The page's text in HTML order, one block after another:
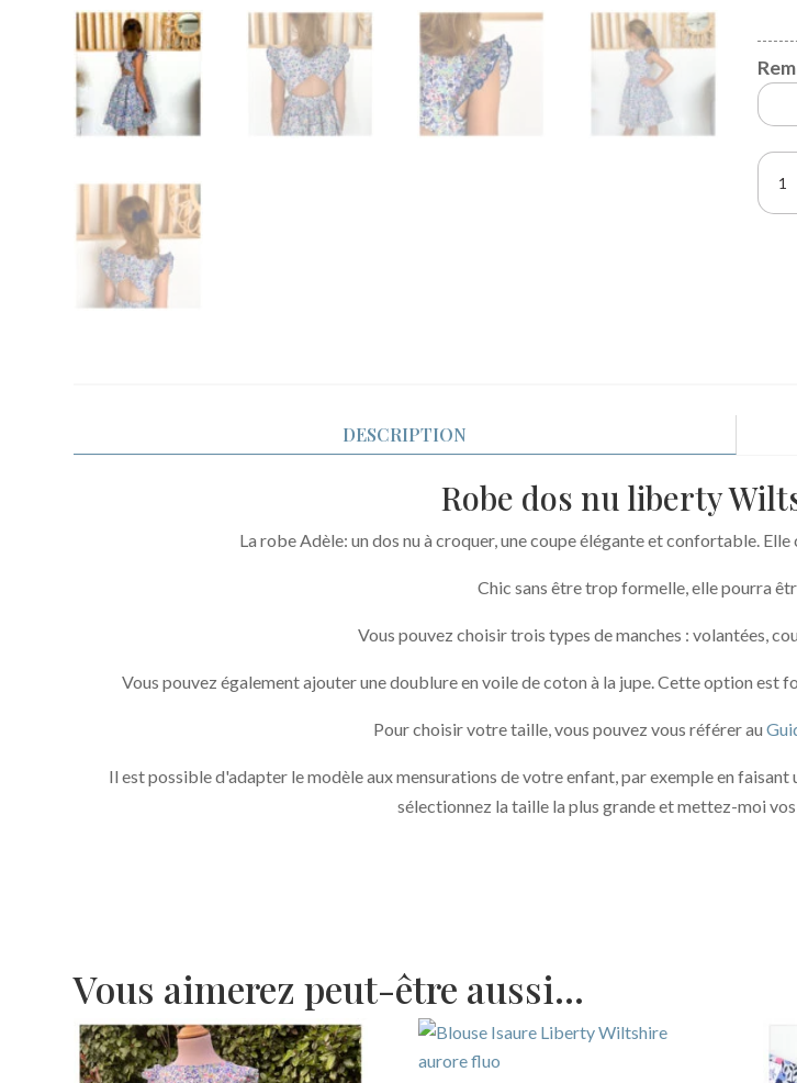
DESCRIPTION
Robe dos nu liberty
La robe Adèle: un dos nu à croquer, une coupe élégante et confortable.
Chic sans être trop formelle, elle pourra
Vous pouvez choisir trois types de manches : volantées,
Vous pouvez également ajouter une doublure en voile de coton à la jupe. Cette option
Pour choisir votre taille, vous pouvez vous référer au
Il est possible d'adapter le modèle aux mensurations de votre enfant, par exemple en faisant
sélectionnez la taille la plus grande et mettez-moi
Vous aimerez peut-être aussi…